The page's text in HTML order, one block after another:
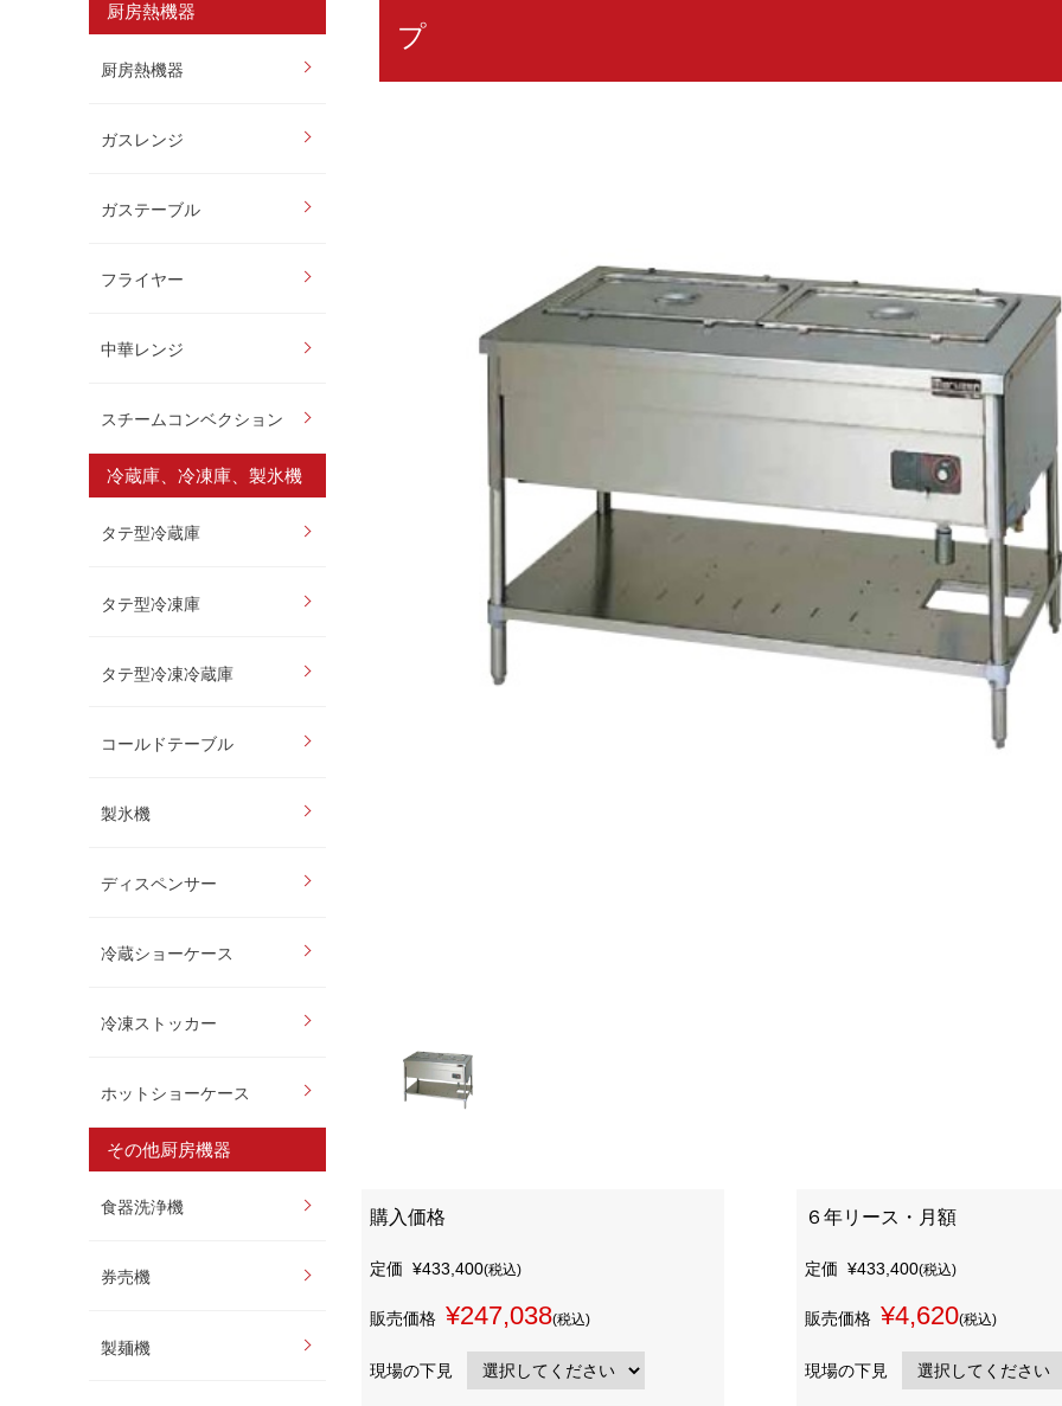
厨房熱機器
厨房熱機器
ガスレンジ
ガステーブル
フライヤー
中華レンジ
スチームコンベクション
冷蔵庫、冷凍庫、製氷機
タテ型冷蔵庫
タテ型冷凍庫
タテ型冷凍冷蔵庫
コールドテーブル
製氷機
ディスペンサー
冷蔵ショーケース
冷凍ストッカー
ホットショーケース
その他厨房機器
食器洗浄機
券売機
製麺機
プ
購入価格
定価 ¥433,400(税込)
販売価格 ¥247,038(税込)
現場の下見
６年リース・月額
定価 ¥433,400(税込)
販売価格 ¥4,620(税込)
現場の下見